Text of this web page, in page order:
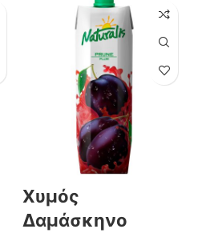
Χυμός
Δαμάσκηνο